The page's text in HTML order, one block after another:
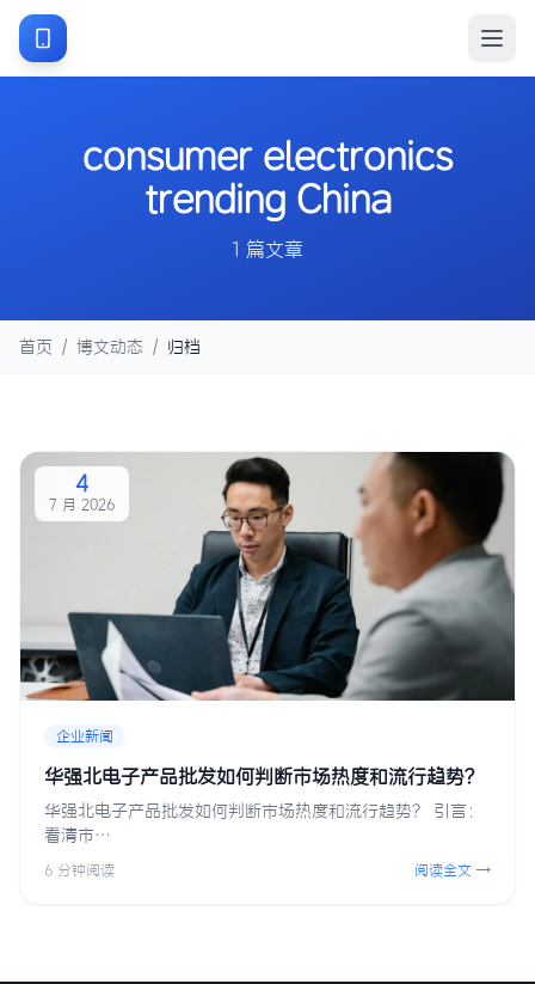
consumer electronics
trending China
1 篇文章
首页 / 博文动态 / 归档
4
7 月 2026
企业新闻
华强北电子产品批发如何判断市场热度和流行趋势？
华强北电子产品批发如何判断市场热度和流行趋势？ 引言：
看清市…
6 分钟阅读 阅读全文 →